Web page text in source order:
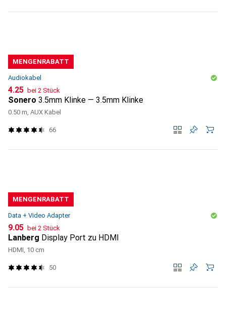
MENGENRABATT
Audiokabel
CHF
4.25 bei 2 Stück
Sonero 3.5mm Klinke — 3.5mm Klinke
0.50 m, AUX Kabel
66
MENGENRABATT
Data + Video Adapter
CHF
9.05 bei 2 Stück
Lanberg Display Port zu HDMI
HDMI, 10 cm
50